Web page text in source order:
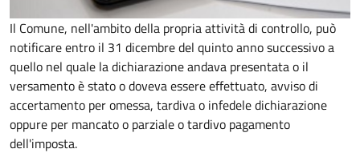
Il Comune, nell'ambito della propria attività di controllo, può
notificare entro il 31 dicembre del quinto annosuccessivo a
quello nel quale la dichiarazione andava presentata o il
versamento è stato o doveva essere effettuato, avviso di
accertamento per omessa, tardiva o infedele dichiarazione
oppure per mancato o parziale o tardivo pagamento
dell'imposta.